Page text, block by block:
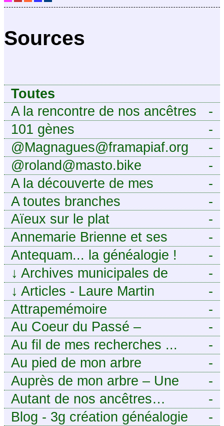
Sources
Toutes
-
A la rencontre de nos ancêtres
-
101 gènes
-
@Magnagues@framapiaf.org
-
@roland@masto.bike
-
A la découverte de mes
ancêtres
-
A toutes branches
-
Aïeux sur le plat
-
Annemarie Brienne et ses
challenges de A à Z
-
Antequam... la généalogie !
-
↓ Archives municipales de
Montpellier
-
↓ Articles - Laure Martin
-
Attrapemémoire
-
Au Coeur du Passé –
Généalogie Familiale
-
Au fil de mes recherches ...
-
Au pied de mon arbre
-
Auprès de mon arbre – Une
histoire de racines
-
Autant de nos ancêtres…
-
Blog - 3g création généalogie